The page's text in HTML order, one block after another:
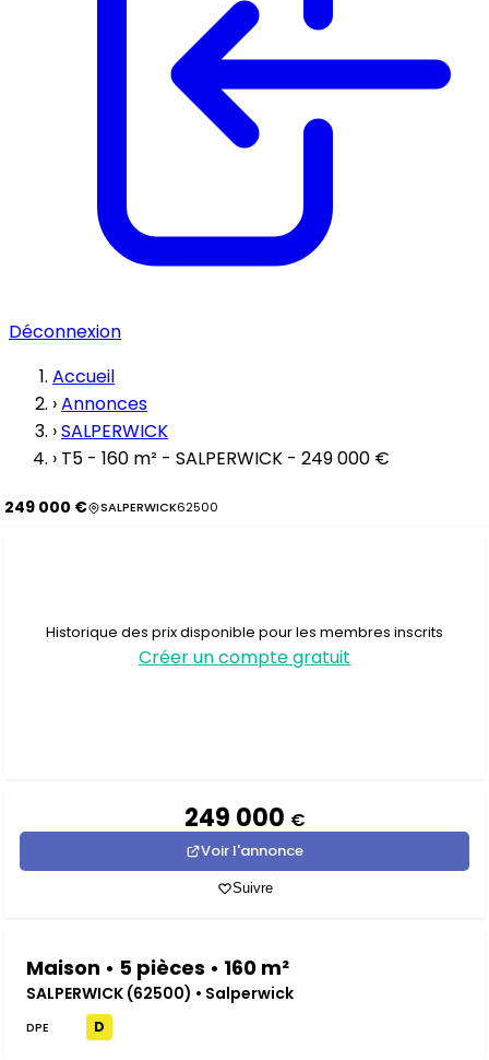
Déconnexion
Accueil
›Annonces
›SALPERWICK
› T5 - 160 m² - SALPERWICK - 249 000 €
249 000 € SALPERWICK62500
Historique des prix disponible pour les membres inscrits
Créer un compte gratuit
249 000 €
Voir l'annonce
Suivre
Maison • 5 pièces • 160 m²
SALPERWICK (62500) • Salperwick
DPE D